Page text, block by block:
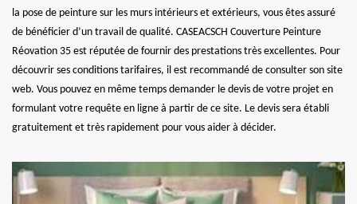
la pose de peinture sur les murs intérieurs et extérieurs, vous êtes assuré
de bénéficier d’un travail de qualité. CASEACSCH Couverture Peinture
Réovation 35 est réputée de fournir des prestations très excellentes. Pour
découvrir ses conditions tarifaires, il est recommandé de consulter son site
web. Vous pouvez en même temps demander le devis de votre projet en
formulant votre requête en ligne à partir de ce site. Le devis sera établi
gratuitement et très rapidement pour vous aider à décider.